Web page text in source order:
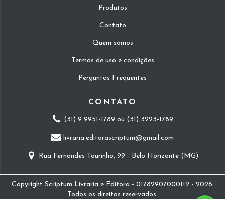
Produtos
Contato
Quem somos
Termos de uso e condições
Perguntas Frequentes
CONTATO
(31) 9 9951-1789 ou (31) 3223-1789
livraria.editorascriptum@gmail.com
Rua Fernandes Tourinho, 99 - Belo Horizonte (MG)
Copyright Scriptum Livraria e Editora - 01782907000112 - 2026.
Todos os direitos reservados.